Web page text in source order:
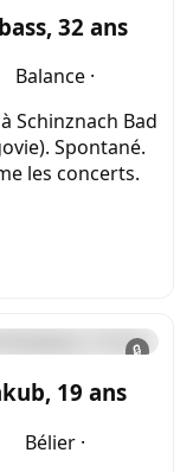
32 ans
Balance ·
à Schinznach Bad
Spontané.
les concerts.
🔒
19 ans
Bélier ·